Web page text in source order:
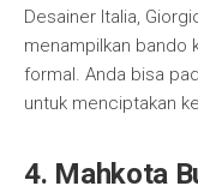
Desainer Italia,
menampilkan bando
formal. Anda bisa
untuk menciptakan
4. Mahkota